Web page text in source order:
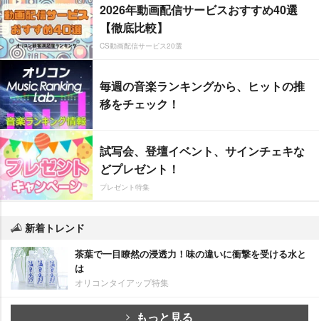
2026年動画配信サービスおすすめ40選
【徹底比較】
CS動画配信サービス20選
毎週の音楽ランキングから、ヒットの推
移をチェック！
試写会、登壇イベント、サインチェキな
どプレゼント！
プレゼント特集
新着トレンド
茶葉で一目瞭然の浸透力！味の違いに衝撃を受ける水と
は
オリコンタイアップ特集
もっと見る